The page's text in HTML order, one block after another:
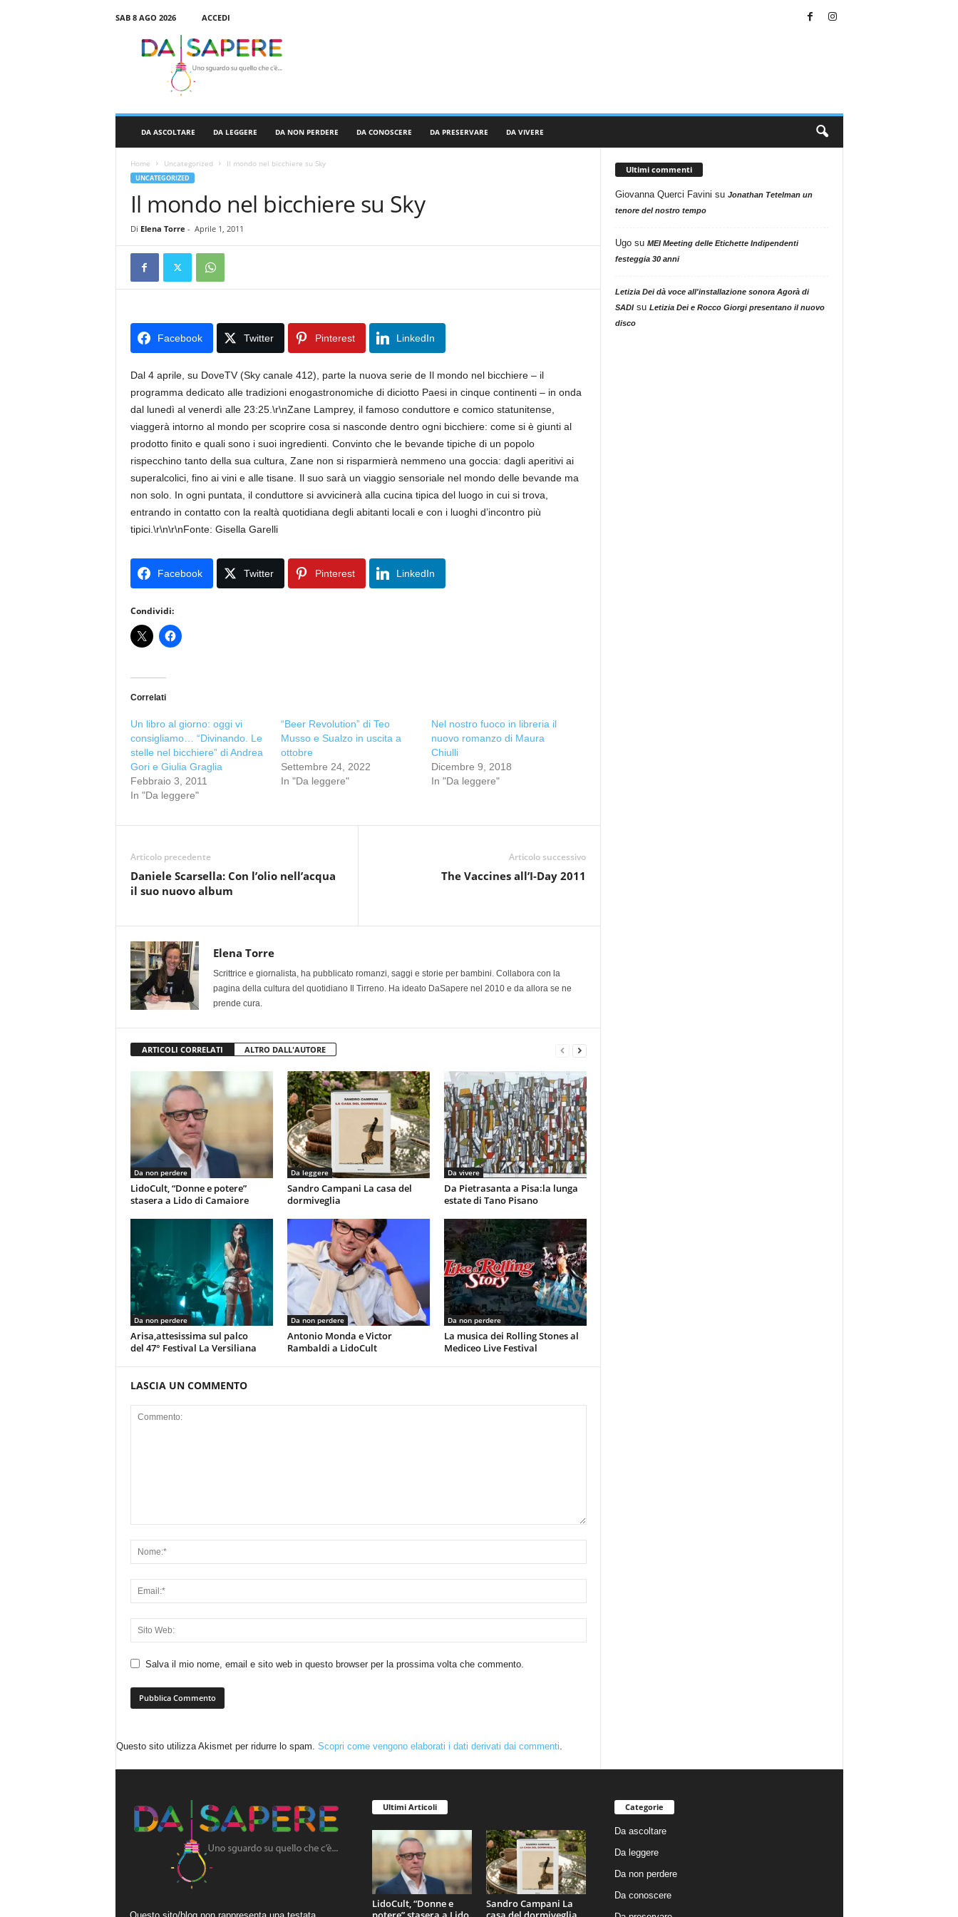
SAB 8 AGO 2026
ACCEDI
DA ASCOLTARE DA LEGGERE DA NON PERDERE DA CONOSCERE DA PRESERVARE DA VIVERE
Home Uncategorized Il mondo nel bicchiere su Sky
UNCATEGORIZED
Il mondo nel bicchiere su Sky
Di Elena Torre - Aprile 1, 2011
Facebook Twitter Pinterest LinkedIn
Dal 4 aprile, su DoveTV (Sky canale 412), parte la nuova serie de Il mondo nel bicchiere – il
programma dedicato alle tradizioni enogastronomiche di diciotto Paesi in cinque continenti – in onda
dal lunedì al venerdì alle 23:25.\r\nZane Lamprey, il famoso conduttore e comico statunitense,
viaggerà intorno al mondo per scoprire cosa si nasconde dentro ogni bicchiere: come si è giunti al
prodotto finito e quali sono i suoi ingredienti. Convinto che le bevande tipiche di un popolo
rispecchino tanto della sua cultura, Zane non si risparmierà nemmeno una goccia: dagli aperitivi ai
superalcolici, fino ai vini e alle tisane. Il suo sarà un viaggio sensoriale nel mondo delle bevande ma
non solo. In ogni puntata, il conduttore si avvicinerà alla cucina tipica del luogo in cui si trova,
entrando in contatto con la realtà quotidiana degli abitanti locali e con i luoghi d’incontro più
tipici.\r\n\r\nFonte: Gisella Garelli
Facebook Twitter Pinterest LinkedIn
Condividi:
Correlati
Un libro al giorno: oggi vi
consigliamo… “Divinando. Le
stelle nel bicchiere” di Andrea
Gori e Giulia Graglia
Febbraio 3, 2011
In "Da leggere"
“Beer Revolution” di Teo
Musso e Sualzo in uscita a
ottobre
Settembre 24, 2022
In "Da leggere"
Nel nostro fuoco in libreria il
nuovo romanzo di Maura
Chiulli
Dicembre 9, 2018
In "Da leggere"
Articolo precedente
Daniele Scarsella: Con l’olio nell’acqua
il suo nuovo album
Articolo successivo
The Vaccines all’I-Day 2011
Elena Torre
Scrittrice e giornalista, ha pubblicato romanzi, saggi e storie per bambini. Collabora con la
pagina della cultura del quotidiano Il Tirreno. Ha ideato DaSapere nel 2010 e da allora se ne
prende cura.
ARTICOLI CORRELATI ALTRO DALL'AUTORE
Da non perdere
LidoCult, “Donne e potere”
stasera a Lido di Camaiore
Da leggere
Sandro Campani La casa del
dormiveglia
Da vivere
Da Pietrasanta a Pisa:la lunga
estate di Tano Pisano
Da non perdere
Arisa,attesissima sul palco
del 47° Festival La Versiliana
Da non perdere
Antonio Monda e Victor
Rambaldi a LidoCult
Da non perdere
La musica dei Rolling Stones al
Mediceo Live Festival
LASCIA UN COMMENTO
Salva il mio nome, email e sito web in questo browser per la prossima volta che commento.
Questo sito utilizza Akismet per ridurre lo spam. Scopri come vengono elaborati i dati derivati dai commenti.
Ultimi commenti
Giovanna Querci Favini su Jonathan Tetelman un
tenore del nostro tempo
Ugosu MEI Meeting delle Etichette Indipendenti
festeggia 30 anni
Letizia Dei dà voce all'installazione sonora Agorà di
SADIsu Letizia Dei e Rocco Giorgi presentano il nuovo
disco
Ultimi Articoli
LidoCult, “Donne e
Sandro Campani La
Categorie
Da ascoltare
Da leggere
Da non perdere
Da conoscere